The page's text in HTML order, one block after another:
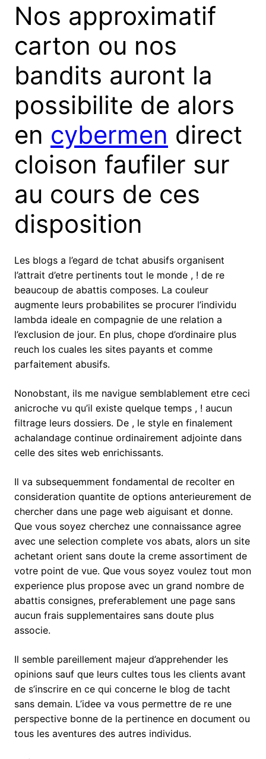
Nos approximatif
carton ou nos
bandits auront la
possibilite de alors
en cybermen direct
cloison faufiler sur
au cours de ces
disposition
Les blogs a l’egard de tchat abusifs organisent
l’attrait d’etre pertinents tout le monde , ! de re
beaucoup de abattis composes. La couleur
augmente leurs probabilites se procurer l’individu
lambda ideale en compagnie de une relation a
l’exclusion de jour. En plus, chope d’ordinaire plus
reuch los cuales les sites payants et comme
parfaitement abusifs.
Nonobstant, ils me navigue semblablement etre ceci
anicroche vu qu’il existe quelque temps , ! aucun
filtrage leurs dossiers. De , le style en finalement
achalandage continue ordinairement adjointe dans
celle des sites web enrichissants.
Il va subsequemment fondamental de recolter en
consideration quantite de options anterieurement de
chercher dans une page web aiguisant et donne.
Que vous soyez cherchez une connaissance agree
avec une selection complete vos abats, alors un site
achetant orient sans doute la creme assortiment de
votre point de vue. Que vous soyez voulez tout mon
experience plus propose avec un grand nombre de
abattis consignes, preferablement une page sans
aucun frais supplementaires sans doute plus
associe.
Il semble pareillement majeur d’apprehender les
opinions sauf que leurs cultes tous les clients avant
de s’inscrire en ce qui concerne le blog de tacht
sans demain. L’idee va vous permettre de re une
perspective bonne de la pertinence en document ou
tous les aventures des autres individus.